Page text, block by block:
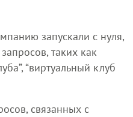
запускали с нуля,
таких как
“виртуальный клуб
связанных с